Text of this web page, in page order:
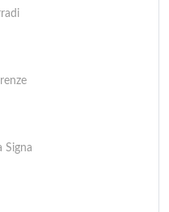
71, Capraia e
Signa